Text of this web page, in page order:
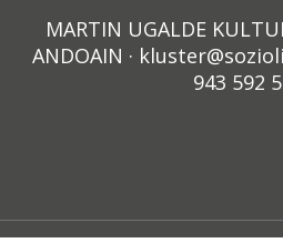
MARTIN UGALDE
ANDOAIN ·
943 592